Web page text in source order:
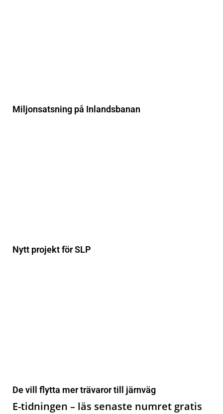
Miljonsatsning på Inlandsbanan
Nytt projekt för SLP
De vill flytta mer trävaror till järnväg
E-tidningen – läs senaste numret gratis